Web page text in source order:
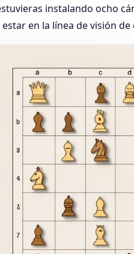
instalando ocho
en la línea de visión